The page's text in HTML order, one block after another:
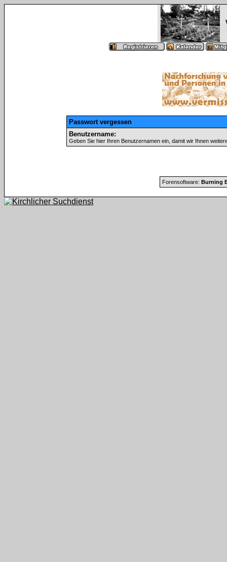
Passwort vergessen
Benutzername:
Geben Sie hier Ihren Benutzernamen ein, damit wir Ihnen
Forensoftware: Burning